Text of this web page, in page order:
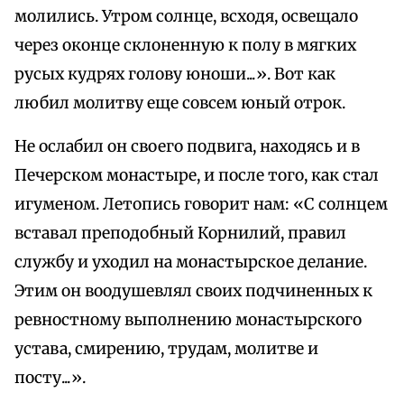
молились. Утром солнце, всходя, освещало
через оконце склоненную к полу в мягких
русых кудрях голову юноши...». Вот как
любил молитву еще совсем юный отрок.
Не ослабил он своего подвига, находясь и в
Печерском монастыре, и после того, как стал
игуменом. Летопись говорит нам: «С солнцем
вставал преподобный Корнилий, правил
службу и уходил на монастырское делание.
Этим он воодушевлял своих подчиненных к
ревностному выполнению монастырского
устава, смирению, трудам, молитве и
посту...».